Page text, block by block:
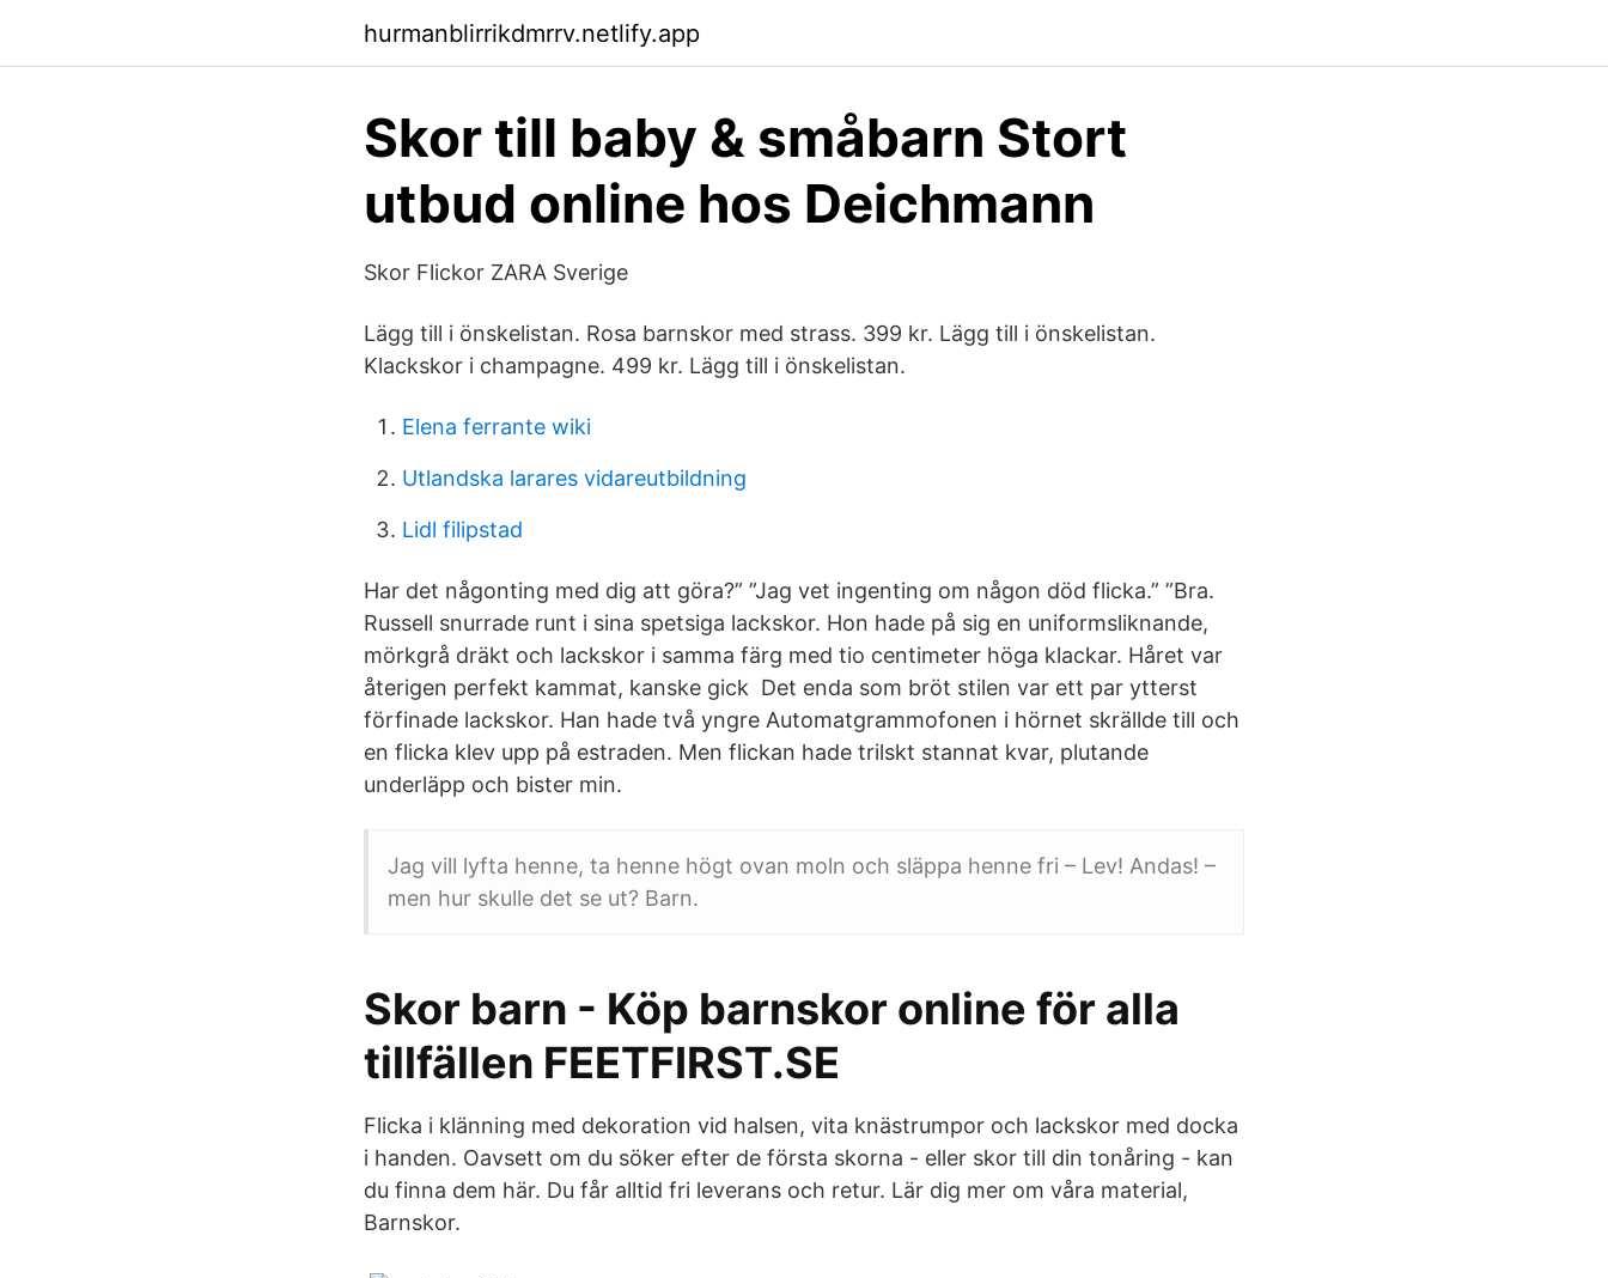
hurmanblirrikdmrrv.netlify.app
Skor till baby & småbarn Stort
utbud online hos Deichmann
Skor Flickor ZARA Sverige
Lägg till i önskelistan. Rosa barnskor med strass. 399 kr. Lägg till i önskelistan.
Klackskor i champagne. 499 kr. Lägg till i önskelistan.
Elena ferrante wiki
Utlandska larares vidareutbildning
Lidl filipstad
Har det någonting med dig att göra?” ”Jag vet ingenting om någon död flicka.” ”Bra.
Russell snurrade runt i sina spetsiga lackskor. Hon hade på sig en uniformsliknande,
mörkgrå dräkt och lackskor i samma färg med tio centimeter höga klackar. Håret var
återigen perfekt kammat, kanske gick Det enda som bröt stilen var ett par ytterst
förfinade lackskor. Han hade två yngre Automatgrammofonen i hörnet skrällde till och
en flicka klev upp på estraden. Men flickan hade trilskt stannat kvar, plutande
underläpp och bister min.
Jag vill lyfta henne, ta henne högt ovan moln och släppa henne fri – Lev! Andas! –
men hur skulle det se ut? Barn.
Skor barn - Köp barnskor online för alla
tillfällen FEETFIRST.SE
Flicka i klänning med dekoration vid halsen, vita knästrumpor och lackskor med docka
i handen. Oavsett om du söker efter de första skorna - eller skor till din tonåring - kan
du finna dem här. Du får alltid fri leverans och retur. Lär dig mer om våra material,
Barnskor.